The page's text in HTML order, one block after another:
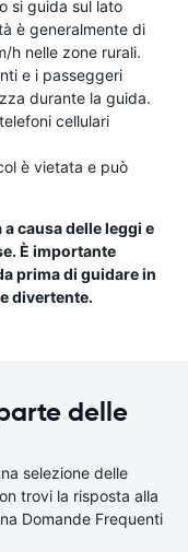
si guida sul lato
è generalmente di
h nelle zone rurali.
e i passeggeri
durante la guida.
cellulari
è vietata e può
causa delle leggi e
È importante
prima di guidare in
divertente.
delle
selezione delle
trovi la risposta alla
Domande Frequenti